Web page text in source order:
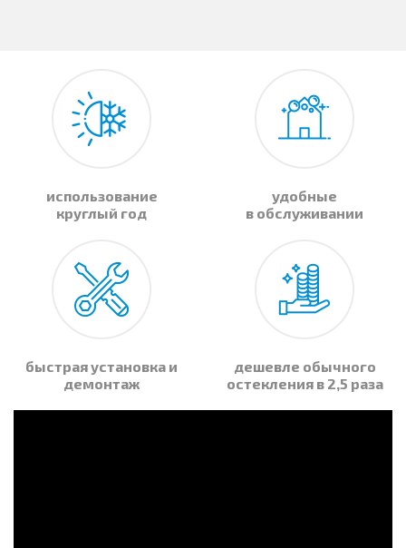
использование
круглый год
удобные
в обслуживании
быстрая установка и
демонтаж
дешевле обычного
остекления в 2,5 раза